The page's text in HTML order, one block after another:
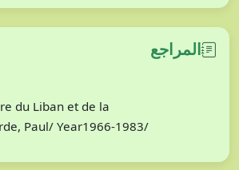
المراجع
du Liban et de la
Paul/ Year1966-1983/